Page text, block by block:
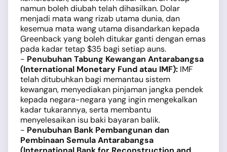
namun boleh diubah telah dihasilkan. Dolar
menjadi mata wang rizab utama dunia, dan
kesemua mata wang utama disandarkan kepada
Greenback yang boleh ditukar ganti dengan emas
pada kadar tetap $35 bagi setiap auns.
- Penubuhan Tabung Kewangan Antarabangsa
(International Monetary Fund atau IMF): IMF
telah ditubuhkan bagi memantau sistem
kewangan, menyediakan pinjaman jangka pendek
kepada negara-negara yang ingin mengekalkan
kadar tukarannya, serta membantu
menyelesaikan isu baki bayaran balik.
- Penubuhan Bank Pembangunan dan
Pembinaan Semula Antarabangsa